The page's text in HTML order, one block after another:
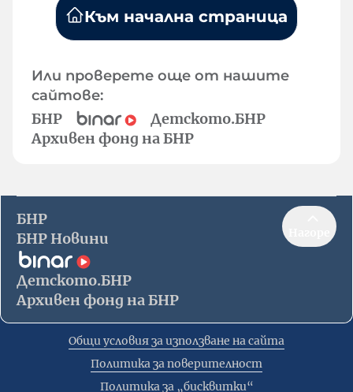
Към начална страница
Или проверете още от нашите
сайтове:
БНР
Детското.БНР
Архивен фонд на БНР
БНР
БНР Новини
Детското.БНР
Архивен фонд на БНР
Общи условия за използване на сайта
Политика за поверителност
Политика за „бисквитки“